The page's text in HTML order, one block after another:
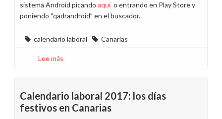
sistema Android picando aquí o entrando en Play Store y
poniendo “qadrandroid” en el buscador.
calendario laboral Canarias
Lee más
Generación
de
Calendario laboral 2017: los días
festivos en Canarias